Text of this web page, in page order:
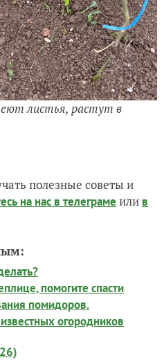
листья, растут в
полезные советы и
на нас в телеграме или в
помогите спасти
помидоров.
огородников